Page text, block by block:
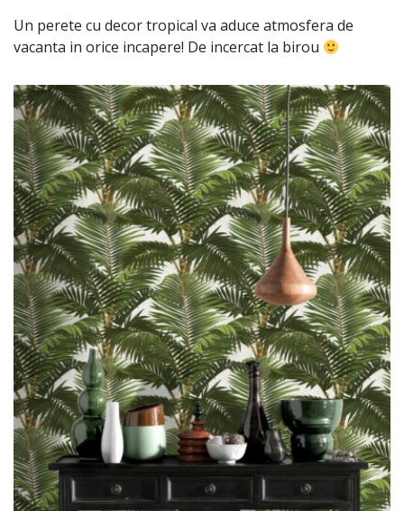
Un perete cu decor tropical va aduce atmosfera de
vacanta in orice incapere! De incercat la birou